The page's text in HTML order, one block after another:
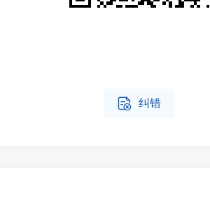
 纠错